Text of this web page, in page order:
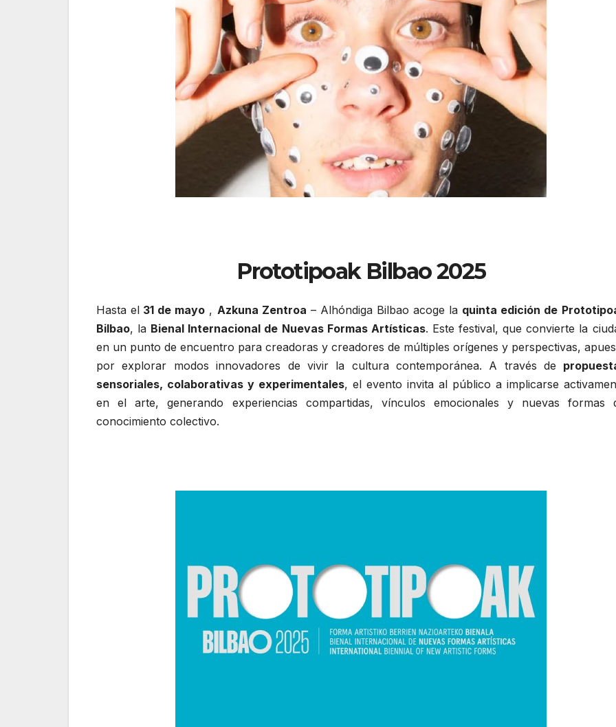
Prototipoak Bilbao 2025
Hasta el 31 de mayo , Azkuna Zentroa – Alhóndiga Bilbao acoge la quinta edición de
Bilbao, la Bienal Internacional de Nuevas Formas Artísticas. Este festival, que convierte la
en un punto de encuentro para creadoras y creadores de múltiples orígenes y perspectivas,
por explorar modos innovadores de vivir la cultura contemporánea. A través de
sensoriales, colaborativas y experimentales, el evento invita al público a implicarse
en el arte, generando experiencias compartidas, vínculos emocionales y nuevas formas
conocimiento colectivo.